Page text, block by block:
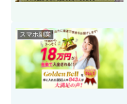
スマホ副業